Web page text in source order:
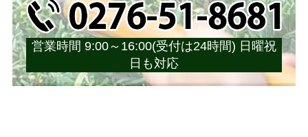
営業時間 9:00～16:00(受付は24時間) 日曜祝
日も対応